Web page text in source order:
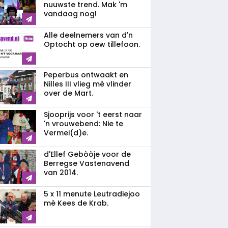
nuuwste trend. Mak 'm
vandaag nog!
Alle deelnemers van d'n
Optocht op oew tillefoon.
Peperbus ontwaakt en
Nilles III vlieg mè vlinder
over de Mart.
Sjooprijs voor 't eerst naar
'n vrouwebend: Nie te
Vermei(d)e.
d'Ellef Gebòòje voor de
Berregse Vastenavend
van 2014.
5 x 11 menute Leutradiejoo
mè Kees de Krab.